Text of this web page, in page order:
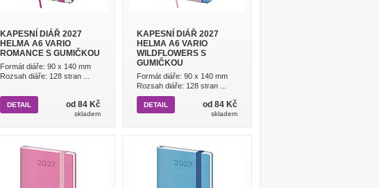
KAPESNÍ DIÁŘ 2027
HELMA A6 VARIO
ROMANCE S GUMIČKOU
Formát diáře: 90 x 140 mm
Rozsah diáře: 128 stran ...
od 84 Kč
skladem
DETAIL
KAPESNÍ DIÁŘ 2027
HELMA A6 VARIO
WILDFLOWERS S
GUMIČKOU
Formát diáře: 90 x 140 mm
Rozsah diáře: 128 stran ...
od 84 Kč
skladem
DETAIL